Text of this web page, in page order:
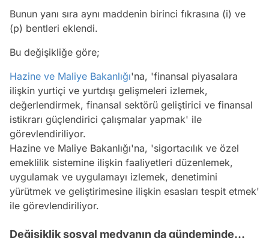
Bunun yanı sıra aynı maddenin birinci fıkrasına (i) ve
(p) bentleri eklendi.
Bu değişikliğe göre;
Hazine ve Maliye Bakanlığı'na, 'finansal piyasalara
ilişkin yurtiçi ve yurtdışı gelişmeleri izlemek,
değerlendirmek, finansal sektörü geliştirici ve finansal
istikrarı güçlendirici çalışmalar yapmak' ile
görevlendiriliyor.
Hazine ve Maliye Bakanlığı'na, 'sigortacılık ve özel
emeklilik sistemine ilişkin faaliyetleri düzenlemek,
uygulamak ve uygulamayı izlemek, denetimini
yürütmek ve geliştirimesine ilişkin esasları tespit etmek'
ile görevlendiriliyor.
Değişiklik sosyal medyanın da gündeminde...